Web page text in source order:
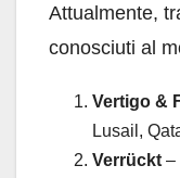
Attualmente,
conosciuti al
Vertigo &
Lusail,
Verrückt –